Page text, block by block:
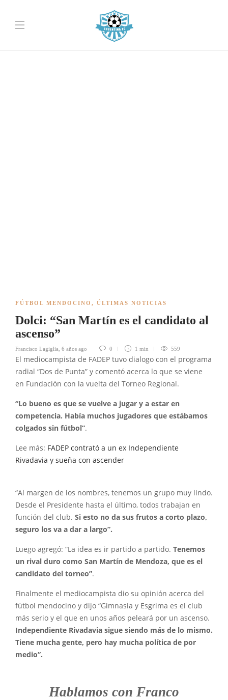
FÚTBOL MENDOCINO , ÚLTIMAS NOTICIAS
Dolci: “San Martín es el candidato al
ascenso”
Francisco Lagiglia 6 años ago 0 1 min 559
El mediocampista de FADEP tuvo dialogo con el programa
radial “Dos de Punta” y comentó acerca lo que se viene
en Fundación con la vuelta del Torneo Regional.
“Lo bueno es que se vuelve a jugar y a estar en
competencia. Había muchos jugadores que estábamos
colgados sin fútbol”.
Lee más: FADEP contrató a un ex Independiente
Rivadavia y sueña con ascender
“Al margen de los nombres, tenemos un grupo muy lindo.
Desde el Presidente hasta el último, todos trabajan en
función del club. Si esto no da sus frutos a corto plazo,
seguro los va a dar a largo”.
Luego agregó: “La idea es ir partido a partido. Tenemos
un rival duro como San Martín de Mendoza, que es el
candidato del torneo”.
Finalmente el mediocampista dio su opinión acerca del
fútbol mendocino y dijo “Gimnasia y Esgrima es el club
más serio y el que en unos años peleará por un ascenso.
Independiente Rivadavia sigue siendo más de lo mismo.
Tiene mucha gente, pero hay mucha política de por
medio”.
Hablamos con Franco